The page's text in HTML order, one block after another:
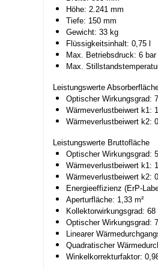
Höhe: 2.241 mm
Tiefe: 150 mm
Gewicht: 33 kg
Flüssigkeitsinhalt: 0,75 l
Max. Betriebsdruck: 6 bar
Max.
Leistungswerte
Optischer Wirkungsgrad:
Wärmeverlustbeiwert k1:
Wärmeverlustbeiwert k2:
Leistungswerte Bruttofläche
Optischer Wirkungsgrad:
Wärmeverlustbeiwert k1:
Wärmeverlustbeiwert k2:
Energieeffizienz (ErP-
Aperturfläche: 1,33 m²
Kollektorwirkungsgrad: 68
Optischer Wirkungsgrad:
Linearer
Quadratischer
Winkelkorrekturfaktor: